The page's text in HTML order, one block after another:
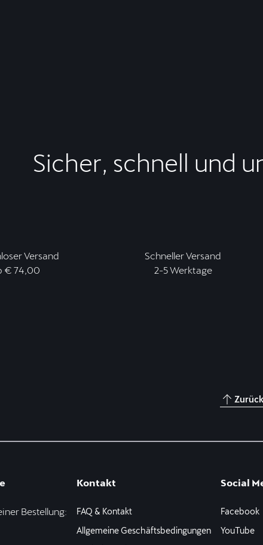
Sicher, schnell und
Versand
€ 74,00
Schneller Versand
2-5 Werktage
Bestellung:
Kontakt
FAQ & Kontakt
Allgemeine Geschäftsbedingungen
Social
Facebook
YouTube